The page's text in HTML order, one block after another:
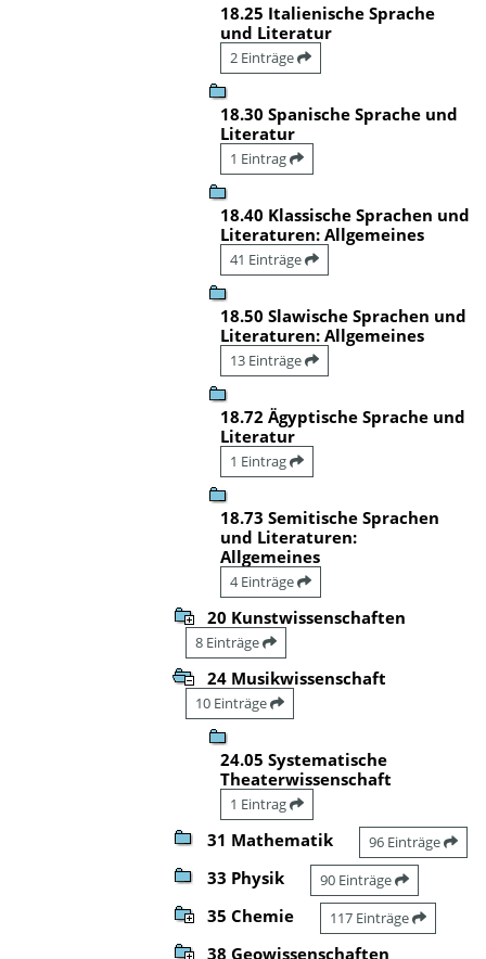
18.25 Italienische Sprache
und Literatur
2 Einträge
18.30 Spanische Sprache und
Literatur
1 Eintrag
18.40 Klassische Sprachen und
Literaturen: Allgemeines
41 Einträge
18.50 Slawische Sprachen und
Literaturen: Allgemeines
13 Einträge
18.72 Ägyptische Sprache und
Literatur
1 Eintrag
18.73 Semitische Sprachen
und Literaturen:
Allgemeines
4 Einträge
20 Kunstwissenschaften
8 Einträge
24 Musikwissenschaft
10 Einträge
24.05 Systematische
Theaterwissenschaft
1 Eintrag
31 Mathematik 96 Einträge
33 Physik 90 Einträge
35 Chemie 117 Einträge
38 Geowissenschaften